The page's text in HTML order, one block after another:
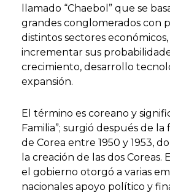
llamado “Chaebol” que se
grandes conglomerados con
distintos sectores
incrementar sus
crecimiento, desarrollo
expansión.
El término es coreano y
Familia”; surgió después de la
de Corea entre 1950 y 1953,
la creación de las dos Coreas.
el gobierno otorgó a varias
nacionales apoyo político y